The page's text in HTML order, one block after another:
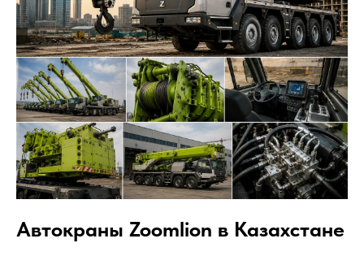
Автокраны Zoomlion в Казахстане